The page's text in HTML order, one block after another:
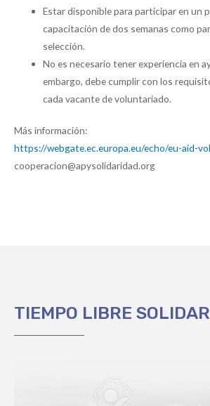
Estar disponible para participar en un
capacitación de dos semanas como
selección.
No es necesario tener experiencia en
embargo, debe cumplir con los
cada vacante de voluntariado.
Más información:
https://webgate.ec.europa.eu/echo/eu-aid-
cooperacion@apysolidaridad.org
TIEMPO LIBRE